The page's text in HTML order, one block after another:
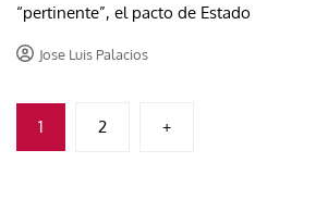
“pertinente”, el pacto de Estado
Jose Luis Palacios
Paginación
de
1 2 +